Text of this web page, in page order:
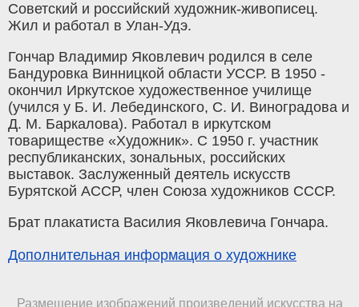
Советский и российский художник-живописец.
Жил и работал в Улан-Удэ.
Гончар Владимир Яковлевич родился в селе
Бандуровка Винницкой области УССР. В 1950 -
окончил Иркутское художественное училище
(учился у Б. И. Лебединского, С. И. Виноградова и
Д. М. Баркалова). Работал в иркутском
товариществе «Художник». С 1950 г. участник
республиканских, зональных, российских
выставок. Заслуженный деятель искусств
Бурятской АССР, член Союза художников СССР.
Брат плакатиста Василия Яковлевича Гончара.
Дополнительная информация о художнике
Размещение изображений произведений искусства на